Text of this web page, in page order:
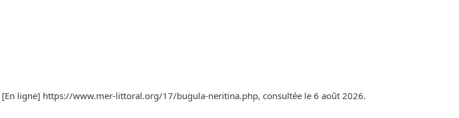
ligne] https://www.mer-littoral.org/17/bugula-neritina.php, consultée le 6 août 2026.